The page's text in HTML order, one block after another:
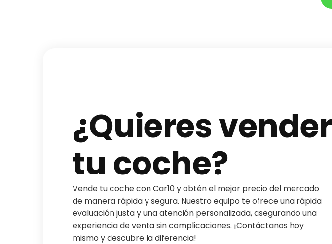
¿Quieres vender
tu coche?
Vende tu coche con Car10 y obtén el mejor precio del mercado
de manera rápida y segura. Nuestro equipo te ofrece una rápida
evaluación justa y una atención personalizada, asegurando una
experiencia de venta sin complicaciones. ¡Contáctanos hoy
mismo y descubre la diferencia!